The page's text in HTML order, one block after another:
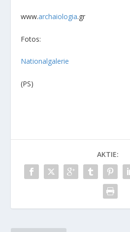
www.archaiologia.gr
Fotos:
Nationalgalerie
(PS)
AKTIE: